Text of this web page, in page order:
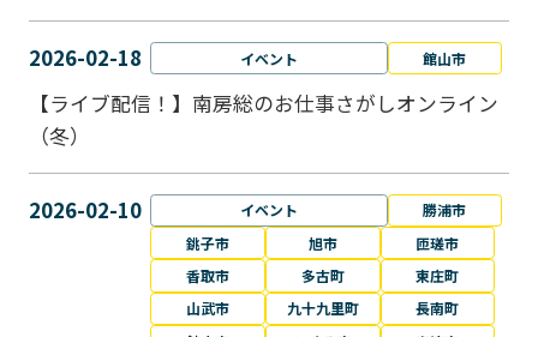
2026-02-18 イベント 館山市
【ライブ配信！】南房総のお仕事さがしオンライン
（冬）
2026-02-10 イベント
勝浦市
銚子市
旭市
匝瑳市
香取市
多古町
東庄町
山武市
九十九里町
長南町